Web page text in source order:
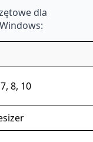
dla
8, 10